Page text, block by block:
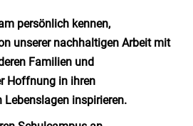
persönlich kennen,
unserer nachhaltigen Arbeitmit
Familien und
Hoffnung in ihren
Lebenslagen inspirieren.